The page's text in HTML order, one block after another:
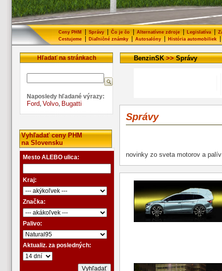
Ceny PHM Správy Čo je čo Alternatívne zdroje Legislatíva
Cestujeme| Diaľničné známky| Autosalóny| História automobiliek|
Hľadať na stránkach
Naposledy hľadané výrazy:
Ford, Volvo, Bugatti
Vyhľadať ceny PHM
na Slovensku
Mesto ALEBO ulica:
Kraj:
Značka:
Palivo:
Aktualiz. za posledných:
BenzinSK>>Správy
Správy
novinky zo sveta motorov a palív